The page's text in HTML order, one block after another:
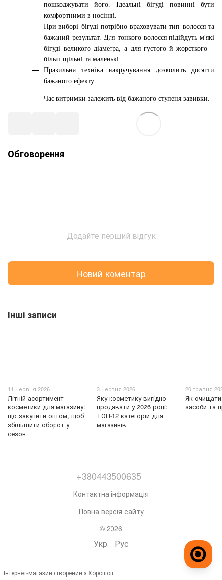
пошкоджувати його. Ідеальні бігуді повинні бути
комфортними в носінні.
При виборі бігуді потрібно враховувати тип волосся та
бажаний результат. Для тонкого волосся підійдуть м'які
бігуді великого діаметра, а для густого й жорсткого –
більш щільні та маленькі.
Правильна техніка накручування дозволить досягти
бажаного ефекту.
Час витримки залежить від бажаного ступеня завивки.
Обговорення
Додайте перший відгук
Новий коментар
Інші записи
11 червня 2026
Літній асортимент
косметики для магазину:
що закупити оптом, щоб
збільшити оборот у
сезон
3 червня 2026
Яку косметику вигідно
продавати у 2026 році:
ТОП-12 категорій для
магазинів
20 травня
Як
засоби та
+380443500635
Контактна інформація
Повна версія сайту
© 2026
Укр Рус
Інтернет-магазин створений з Хорошоп